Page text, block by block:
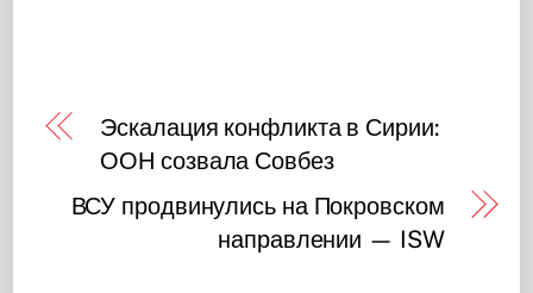
Эскалация конфликта в Сирии:
ООН созвала Совбез
ВСУ продвинулись на Покровском
направлении — ISW